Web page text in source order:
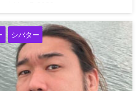
シバター